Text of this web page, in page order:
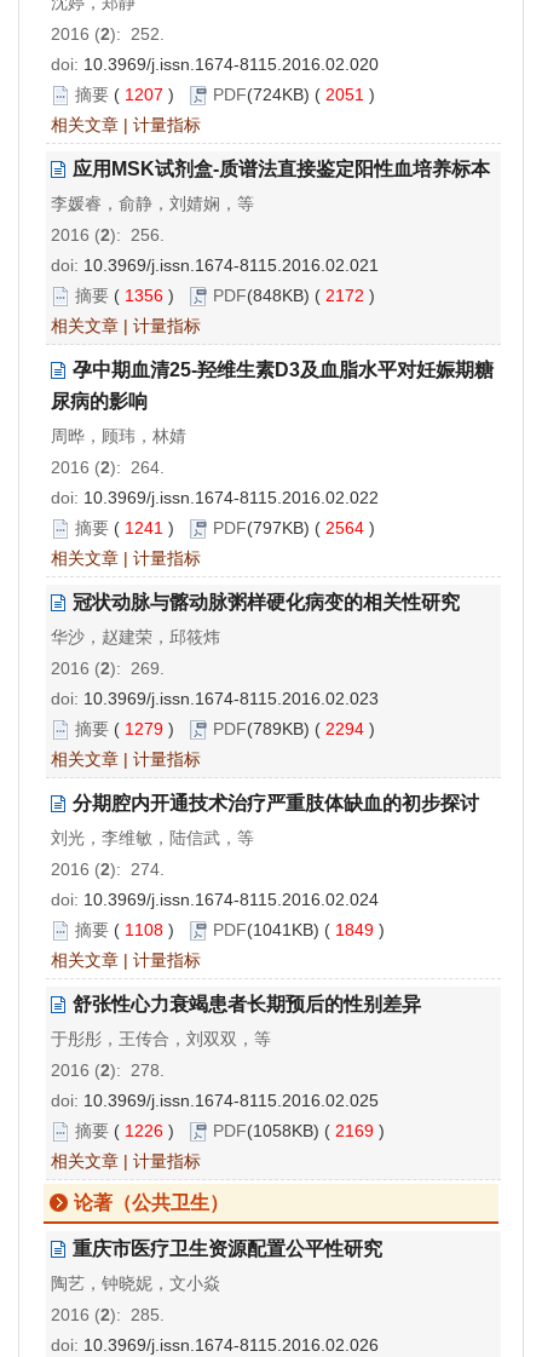
2016 (2): 252.
doi: 10.3969/j.issn.1674-8115.2016.02.020
摘要 ( 1207 ) PDF(724KB) ( 2051 )
相关文章 | 计量指标
应用MSK试剂盒-质谱法直接鉴定阳性血培养标本
李媛睿，俞静，刘婧娴，等
2016 (2): 256.
doi: 10.3969/j.issn.1674-8115.2016.02.021
摘要 ( 1356 ) PDF(848KB) ( 2172 )
相关文章 | 计量指标
孕中期血清25-羟维生素D3及血脂水平对妊娠期糖
尿病的影响
周晔，顾玮，林婧
2016 (2): 264.
doi: 10.3969/j.issn.1674-8115.2016.02.022
摘要 ( 1241 ) PDF(797KB) ( 2564 )
相关文章 | 计量指标
冠状动脉与髂动脉粥样硬化病变的相关性研究
华沙，赵建荣，邱筱炜
2016 (2): 269.
doi: 10.3969/j.issn.1674-8115.2016.02.023
摘要 ( 1279 ) PDF(789KB) ( 2294 )
相关文章 | 计量指标
分期腔内开通技术治疗严重肢体缺血的初步探讨
刘光，李维敏，陆信武，等
2016 (2): 274.
doi: 10.3969/j.issn.1674-8115.2016.02.024
摘要 ( 1108 ) PDF(1041KB) ( 1849 )
相关文章 | 计量指标
舒张性心力衰竭患者长期预后的性别差异
于彤彤，王传合，刘双双，等
2016 (2): 278.
doi: 10.3969/j.issn.1674-8115.2016.02.025
摘要 ( 1226 ) PDF(1058KB) ( 2169 )
相关文章 | 计量指标
论著（公共卫生）
重庆市医疗卫生资源配置公平性研究
陶艺，钟晓妮，文小焱
2016 (2): 285.
doi: 10.3969/j.issn.1674-8115.2016.02.026